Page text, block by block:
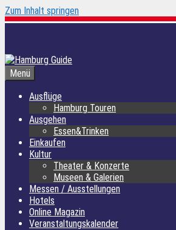
Zum Inhalt springen
Menü
Ausflüge
Hamburg Touren
Ausgehen
Essen&Trinken
Einkaufen
Kultur
Theater & Konzerte
Museen & Galerien
Messen / Ausstellungen
Hotels
Online Magazin
Veranstaltungskalender